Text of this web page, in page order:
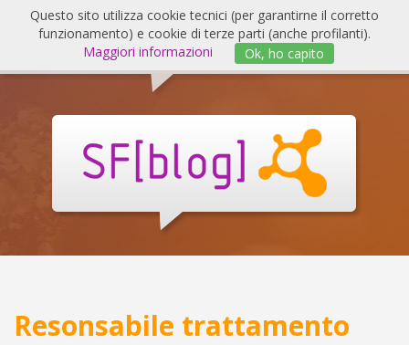
Salta
contenuto
Blog
Resonsabile trattamento
Questo sito utilizza cookie tecnici (per garantirne il corretto
funzionamento) e cookie di terze parti (anche profilanti).
Maggiori informazioni
Ok, ho capito